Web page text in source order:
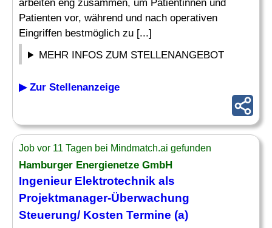
arbeiten eng zusammen, um Patientinnen und
Patienten vor, während und nach operativen
Eingriffen bestmöglich zu [...]
MEHR INFOS ZUM STELLENANGEBOT
▶ Zur Stellenanzeige
Job vor 11 Tagen bei Mindmatch.ai gefunden
Hamburger Energienetze GmbH
Ingenieur Elektrotechnik als
Projektmanager-Überwachung
Steuerung/ Kosten Termine (a)